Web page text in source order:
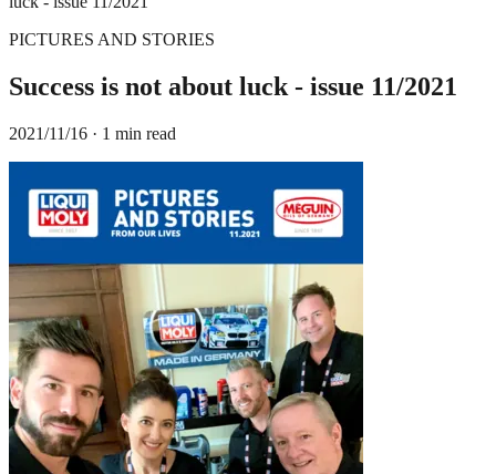
PICTURES AND STORIES
Success is not about luck - issue 11/2021
2021/11/16 · 1 min read